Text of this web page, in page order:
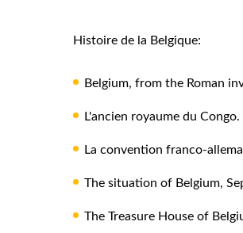
Histoire de la Belgique:
Belgium, from the Roman
L'ancien royaume du
La convention franco-
The situation of Belgium,
The Treasure House of